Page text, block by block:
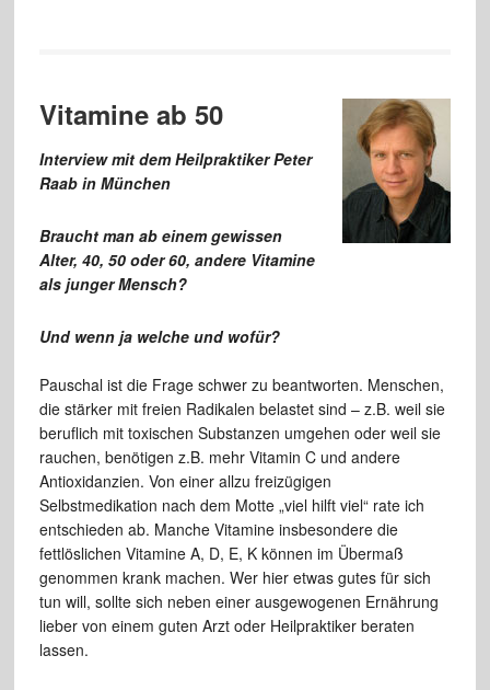
Vitamine ab 50
Interview mit dem Heilpraktiker Peter
Raab in München
Braucht man ab einem gewissen
Alter, 40, 50 oder 60, andere Vitamine
als junger Mensch?
Und wenn ja welche und wofür?
Pauschal ist die Frage schwer zu beantworten. Menschen,
die stärker mit freien Radikalen belastet sind – z.B. weil sie
beruflich mit toxischen Substanzen umgehen oder weil sie
rauchen, benötigen z.B. mehr Vitamin C und andere
Antioxidanzien. Von einer allzu freizügigen
Selbstmedikation nach dem Motte „viel hilft viel“ rate ich
entschieden ab. Manche Vitamine insbesondere die
fettlöslichen Vitamine A, D, E, K können im Übermaß
genommen krank machen. Wer hier etwas gutes für sich
tun will, sollte sich neben einer ausgewogenen Ernährung
lieber von einem guten Arzt oder Heilpraktiker beraten
lassen.